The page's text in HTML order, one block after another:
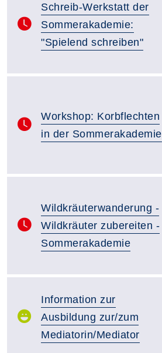
Schreib-Werkstatt der
Sommerakademie:
"Spielend schreiben"
Workshop: Korbflechten
in der Sommerakademie
Wildkräuterwanderung -
Wildkräuter zubereiten -
Sommerakademie
Information zur
Ausbildung zur/zum
Mediatorin/Mediator